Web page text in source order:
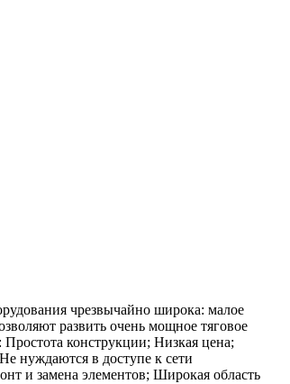
чрезвычайно широка: малое
развить очень мощное тяговое
конструкции; Низкая цена;
нуждаются в доступе к сети
и замена элементов; Широкая область